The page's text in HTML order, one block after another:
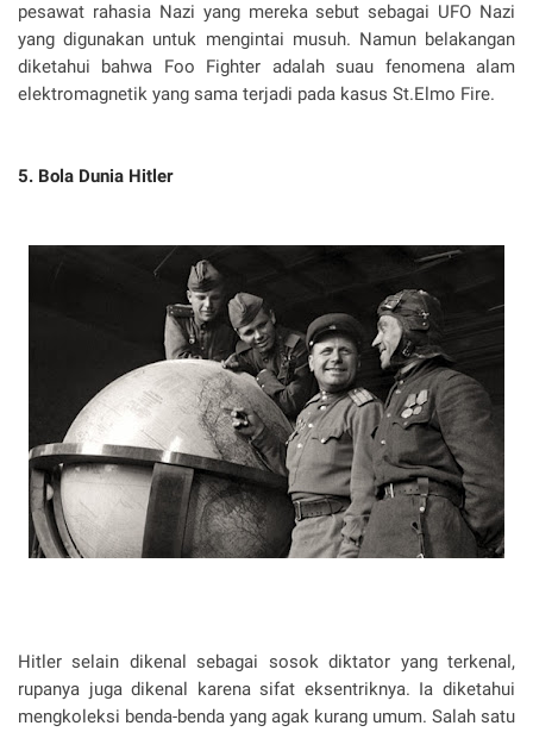
pesawat rahasia Nazi yang mereka sebut sebagai UFO Nazi
yang digunakan untuk mengintai musuh. Namun belakangan
diketahui bahwa Foo Fighter adalah suau fenomena alam
elektromagnetik yang sama terjadi pada kasus St.Elmo Fire.
5. Bola Dunia Hitler
Hitler selain dikenal sebagai sosok diktator yang terkenal,
rupanya juga dikenal karena sifat eksentriknya. Ia diketahui
mengkoleksi benda-benda yang agak kurang umum. Salah satu